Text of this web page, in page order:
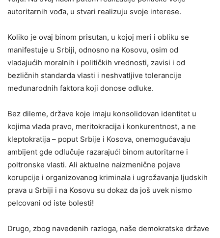
autoritarnih vođa, u stvari realizuju svoje interese.
Koliko je ovaj binom prisutan, u kojoj meri i obliku se
manifestuje u Srbiji, odnosno na Kosovu, osim od
vladajućih moralnih i političkih vrednosti, zavisi i od
bezličnih standarda vlasti i neshvatljive tolerancije
međunarodnih faktora koji donose odluke.
Bez dileme, države koje imaju konsolidovan identitet u
kojima vlada pravo, meritokracija i konkurentnost, a ne
kleptokratija – poput Srbije i Kosova, onemogućavaju
ambijent gde odlučuje razarajući binom autoritarne i
poltronske vlasti. Ali aktuelne naizmenične pojave
korupcije i organizovanog kriminala i ugrožavanja ljudskih
prava u Srbiji i na Kosovu su dokaz da još uvek nismo
pelcovani od iste bolesti!
Drugo, zbog navedenih razloga, naše demokratske države